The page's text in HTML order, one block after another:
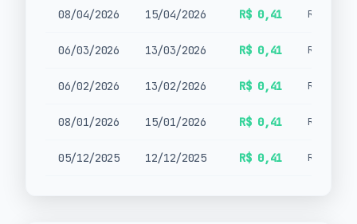
08/04/2026 15/04/2026 R$ 0,41
06/03/2026 13/03/2026 R$ 0,41
06/02/2026 13/02/2026 R$ 0,41
08/01/2026 15/01/2026 R$ 0,41
05/12/2025 12/12/2025 R$ 0,41